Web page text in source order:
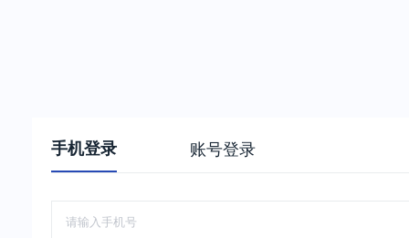
手机登录 账号登录